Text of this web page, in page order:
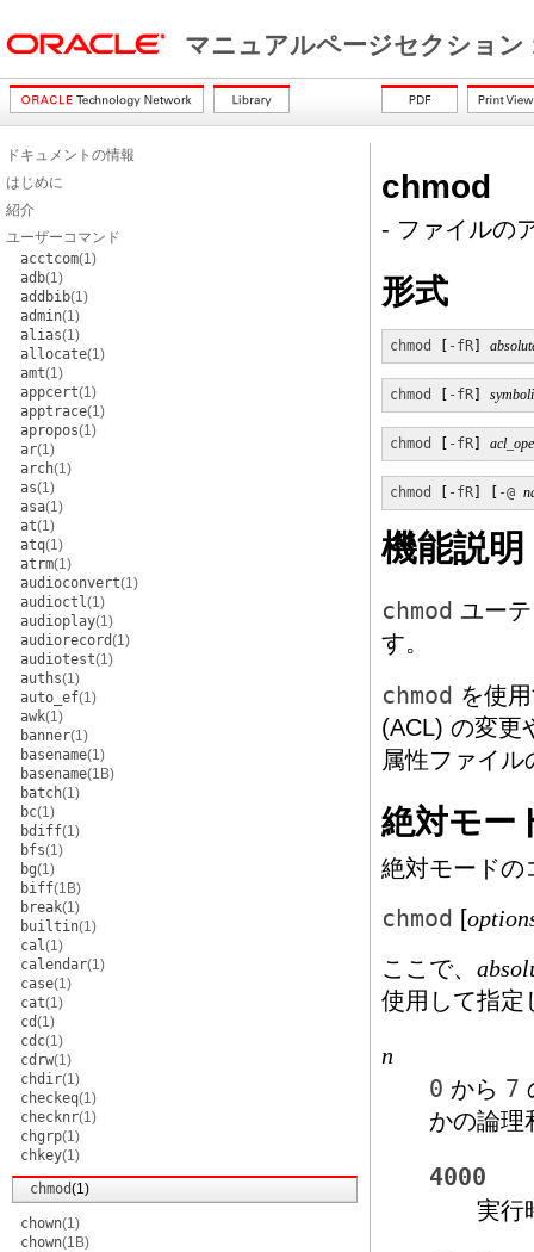
マニュアルページセクショ
ドキュメントの情報
はじめに
紹介
ユーザーコマンド
acctcom(1)
adb(1)
addbib(1)
admin(1)
alias(1)
allocate(1)
amt(1)
appcert(1)
apptrace(1)
apropos(1)
ar(1)
arch(1)
as(1)
asa(1)
at(1)
atq(1)
atrm(1)
audioconvert(1)
audioctl(1)
audioplay(1)
audiorecord(1)
audiotest(1)
auths(1)
auto_ef(1)
awk(1)
banner(1)
basename(1)
basename(1B)
batch(1)
bc(1)
bdiff(1)
bfs(1)
bg(1)
biff(1B)
break(1)
builtin(1)
cal(1)
calendar(1)
case(1)
cat(1)
cd(1)
cdc(1)
cdrw(1)
chdir(1)
checkeq(1)
checknr(1)
chgrp(1)
chkey(1)
chmod(1)
chown(1)
chown(1B)
chmod
- ファイルの
形式
chmod -fR
chmod -fR
chmod -fR
chmod -fR -@
機能説明
chmod ユー
す。
chmod を使
(ACL) の変更
属性ファイ
絶対モー
絶対モードの
chmod [
ここで、
使用して指定
n
0 から 7
かの論理
4000
実行